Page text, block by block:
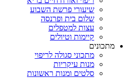
שיעורי פרשת השבוע
שלום בית ופרנסה
עצות למטפלים
קיימות וטיולים
מתכונים
מתכוני סגולה לריפוי
מנות עיקריות
סלטים ומנות ראשונות